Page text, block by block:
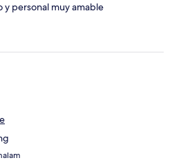
personal muy amable